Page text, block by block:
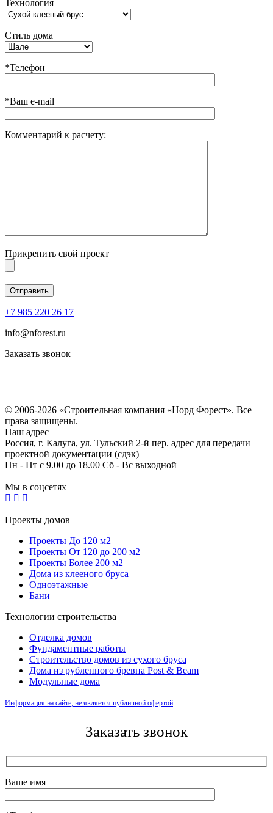
Технология
Стиль дома
*Телефон
*Ваш e-mail
Комментарий к расчету:
Прикрепить свой проект
+7 985 220 26 17
info@nforest.ru
Заказать звонок
© 2006-2026 «Строительная компания «Норд Форест». Все
права защищены.
Наш адрес
Россия, г. Калуга, ул. Тульский 2-й пер. адрес для передачи
проектной документации (сдэк)
Пн - Пт с 9.00 до 18.00 Сб - Вс выходной
Мы в соцсетях
Проекты домов
Проекты До 120 м2
Проекты От 120 до 200 м2
Проекты Более 200 м2
Дома из клееного бруса
Одноэтажные
Бани
Технологии строительства
Отделка домов
Фундаментные работы
Строительство домов из сухого бруса
Дома из рубленного бревна Post & Beam
Модульные дома
Информация на сайте, не является публичной офертой
Заказать звонок
Ваше имя